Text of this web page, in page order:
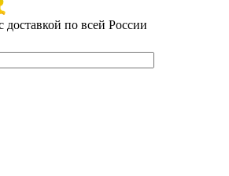
доставкой по всей России